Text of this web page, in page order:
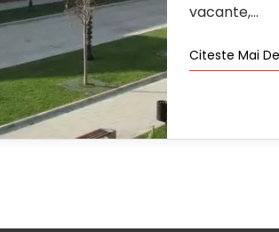
vacante,...
Citeste Mai